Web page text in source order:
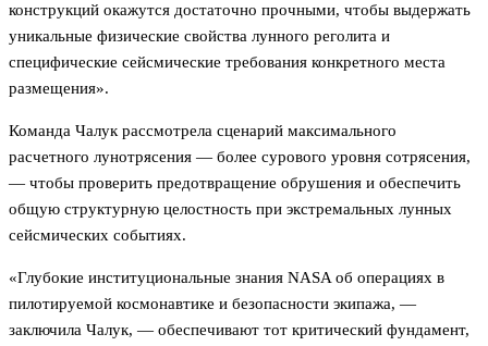
конструкций окажутся достаточно прочными, чтобы выдержать
уникальные физические свойства лунного реголита и
специфические сейсмические требования конкретного места
размещения».
Команда Чалук рассмотрела сценарий максимального
расчетного лунотрясения — более сурового уровня сотрясения,
— чтобы проверить предотвращение обрушения и обеспечить
общую структурную целостность при экстремальных лунных
сейсмических событиях.
«Глубокие институциональные знания NASA об операциях в
пилотируемой космонавтике и безопасности экипажа, —
заключила Чалук, — обеспечивают тот критический фундамент,